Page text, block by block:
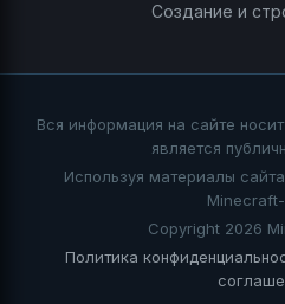
Создание и
Вся информация на сайте
является
Используя материалы
Copyright 2026
Политика